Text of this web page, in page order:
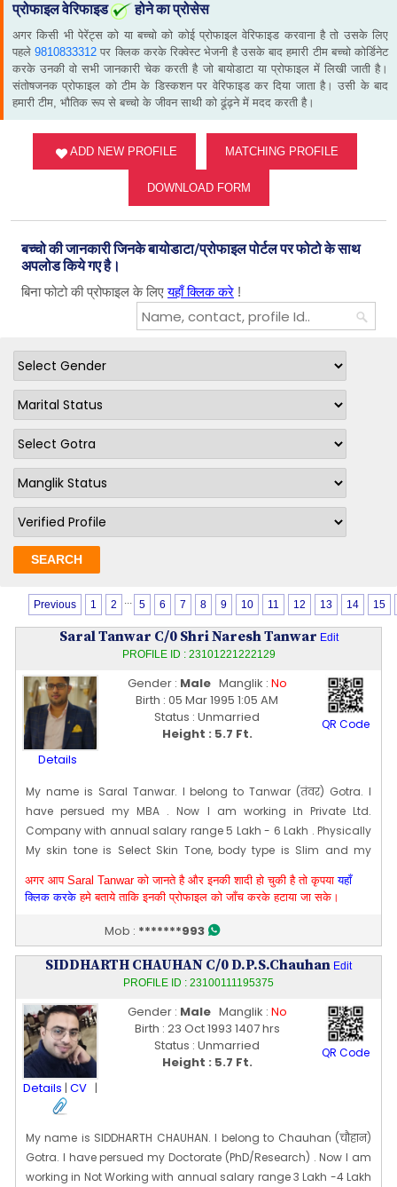
प्रोफाइल वेरिफाइड होने का प्रोसेस
अगर किसी भी पेरेंट्स को या बच्चो को कोई प्रोफाइल वेरिफाइड करवाना है तो उसके लिए
पहले9810833312 पर क्लिक करके रिक्वेस्ट भेजनी है उसके बाद हमारी टीम बच्चो कोर्डिनेट
करके उनकी वो सभी जानकारी चेक करती है जो बायोडाटा या प्रोफाइल में लिखी जाती है।
संतोषजनक प्रोफाइल को टीम के डिस्कशन पर वेरिफाइड कर दिया जाता है। उसी के बाद
हमारी टीम, भौतिक रूप से बच्चो के जीवन साथी को ढूंढ़ने में मदद करती है।
ADD NEW PROFILE MATCHING PROFILE
DOWNLOAD FORM
बच्चो की जानकारी जिनके बायोडाटा/प्रोफाइल पोर्टल पर फोटो के साथ
अपलोड किये गए है।
बिना फोटो की प्रोफाइल के लिएयहाँ क्लिक करे !
Previous 1 2 ... 5 6 7 8 9 10 11 12 13 14 15
Saral Tanwar C/0 Shri Naresh Tanwar Edit
PROFILE ID : 23101221222129
Details
Gender : MaleManglik : No
Birth : 05 Mar 1995 1:05 AM
Status : Unmarried
Height : 5.7 Ft.
QR Code
My name is Saral Tanwar. I belong to Tanwar (तंवर) Gotra. I
have persued my MBA . Now I am working in Private Ltd.
Company with annual salary range 5 Lakh - 6 Lakh . Physically
My skin tone is Select Skin Tone, body type is Slim and my
Edit Profile
अगर आप Saral Tanwar को जानते है और इनकी शादी हो चुकी है तो कृपयायहाँ
क्लिक करकेहमे बताये ताकि इनकी प्रोफाइल को जाँच करके हटाया जा सके।
Mob : *******993
SIDDHARTH CHAUHAN C/0 D.P.S.Chauhan Edit
PROFILE ID : 23100111195375
Details | CV|
Gender : MaleManglik : No
Birth : 23 Oct 1993 1407 hrs
Status : Unmarried
Height : 5.7 Ft.
QR Code
My name is SIDDHARTH CHAUHAN. I belong to Chauhan (चौहान)
Gotra. I have persued my Doctorate (PhD/Research) . Now I am
working in Not Working with annual salary range 3 Lakh -4 Lakh